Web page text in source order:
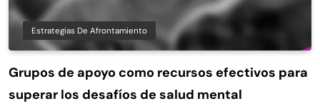
Estrategias De Afrontamiento
Grupos de apoyo como recursos efectivos para
superar los desafíos de salud mental